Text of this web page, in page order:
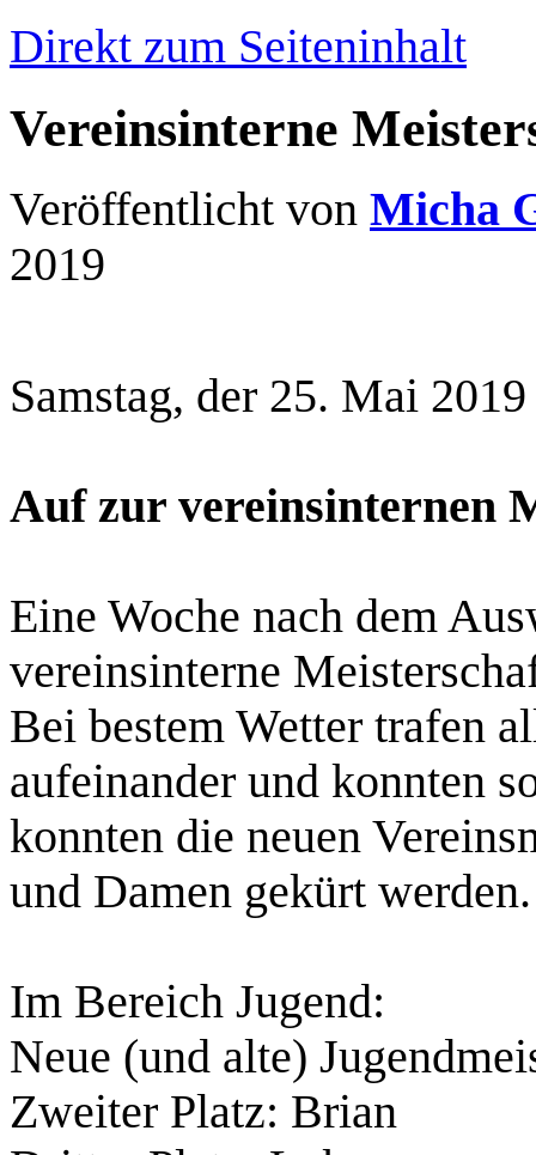
Direkt zum Seiteninhalt
Vereinsinterne
Veröffentlicht von Micha
2019
Samstag, der 25. Mai 2019
Auf zur vereinsinternen
Eine Woche nach dem
vereinsinterne
Bei bestem Wetter trafen
aufeinander und konnten
konnten die neuen
und Damen gekürt werden.
Im Bereich Jugend:
Neue (und alte)
Zweiter Platz: Brian